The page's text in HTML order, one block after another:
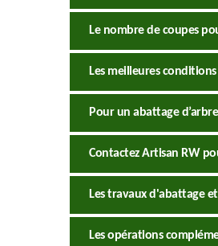
Le nombre de coupes
Les meilleures
Pour un abattage
Contactez Artisan RW
Les travaux d'abattage
Les opérations